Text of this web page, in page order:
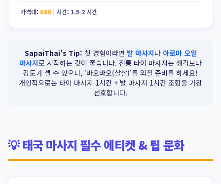
가격대: ฿฿฿| 시간: 1.5-2 시간
SapaiThai's Tip: 첫 경험이라면 발 마사지나 아로마 오일
마사지로 시작하는 것이 좋습니다. 전통 타이 마사지는 생각보다
강도가 셀 수 있으니, '바오바오(살살)'를 외칠 준비를 하세요!
개인적으로는 타이 마사지 1시간 + 발 마사지 1시간 조합을 가장
선호합니다.
💡 태국 마사지 필수 에티켓 & 팁 문화